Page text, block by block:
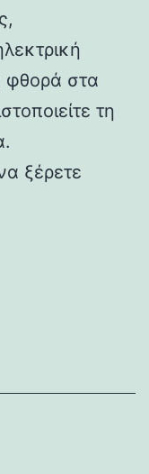
φθορά στα
τη
ξέρετε